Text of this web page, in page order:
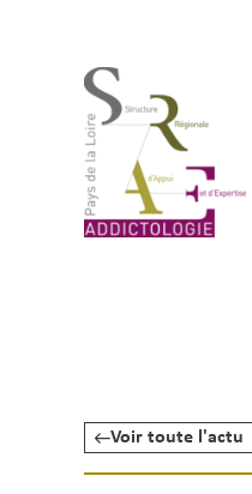
Voir toute l'actu